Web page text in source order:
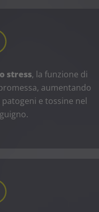
stress, la funzione di
aumentando
e tossine nel